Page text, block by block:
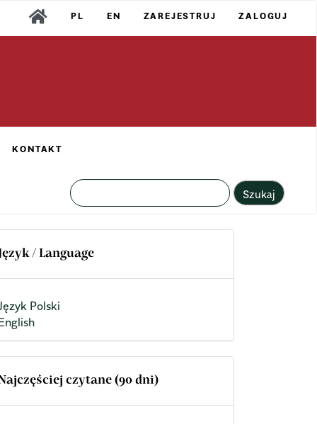
PL EN ZAREJESTRUJ ZALOGUJ
KONTAKT
Szukaj
Język / Language
Polski
czytane (90 dni)